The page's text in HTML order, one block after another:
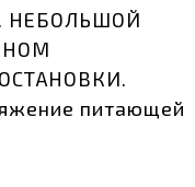
НЕБОЛЬШОЙ
питающей